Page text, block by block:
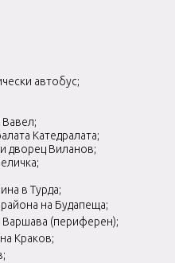
автобус;
Катедралата;
дворец Виланов;
в Турда;
на Будапеща;
Варшава (периферен);
Краков;